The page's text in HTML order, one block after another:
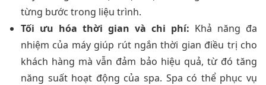
từng bước trong liệu trình.
Tối ưu hóa thời gian và chi phí: Khả năng đa
nhiệm của máy giúp rút ngắn thời gian điều trị cho
khách hàng mà vẫn đảm bảo hiệu quả, từ đó tăng
năng suất hoạt động của spa. Spa có thể phục vụ